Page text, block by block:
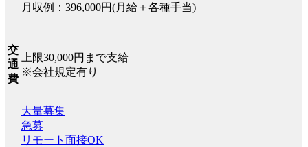
月収例：396,000円(月給＋各種手当)
交
通
費
上限30,000円まで支給
※会社規定有り
大量募集
急募
リモート面接OK